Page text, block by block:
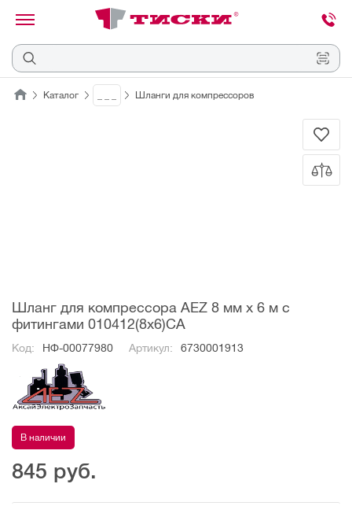
Отмена
Каталог Шланги для компрессоров
Шланг для компрессора AEZ 8 мм х 6 м с
фитингами 010412(8х6)СA
Код: НФ-00077980 Артикул: 6730001913
В наличии
845 руб.